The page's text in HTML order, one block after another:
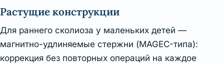
Растущие конструкции
Для раннего сколиоза у маленьких детей —
магнитно-удлиняемые стержни (MAGEC-типа):
коррекция без повторных операций на каждое